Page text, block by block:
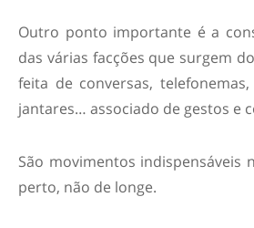
Outro ponto importante é a
das várias facções que surgem
feita de conversas,
jantares… associado de gestos e
São movimentos indispensáveis
perto, não de longe.